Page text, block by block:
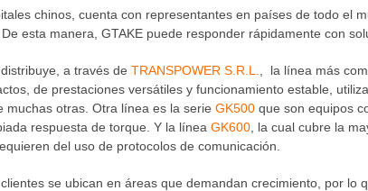
chinos, cuenta con representantes en países de todo el
esta manera, GTAKE puede responder rápidamente con
distribuye, a través de TRANSPOWER S.R.L. , la línea más
de prestaciones versátiles y funcionamiento estable,
muchas otras. Otra línea es la serie GK500 que son equipos
respuesta de torque. Y la línea GK600 , la cual cubre la
del uso de protocolos de comunicación.
se ubican en áreas que demandan crecimiento, por